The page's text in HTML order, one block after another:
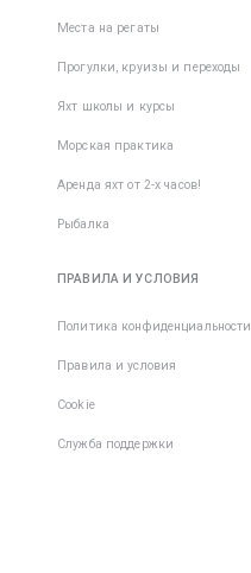
Места на регаты
Прогулки, круизы и переходы
Яхт школы и курсы
Морская практика
Аренда яхт от 2-х часов!
Рыбалка
ПРАВИЛА И УСЛОВИЯ
Политика конфиденциальности
Правила и условия
Cookie
Служба поддержки